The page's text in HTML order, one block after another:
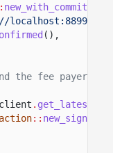
new_with_commitment
(),
the fee payer
client .
::